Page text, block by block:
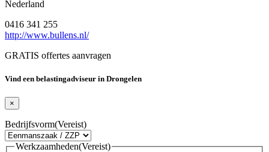
Nederland
0416 341 255
http://www.bullens.nl/
GRATIS offertes aanvragen
Vind een belastingadviseur in Drongelen
×
Bedrijfsvorm(Vereist)
Werkzaamheden(Vereist)